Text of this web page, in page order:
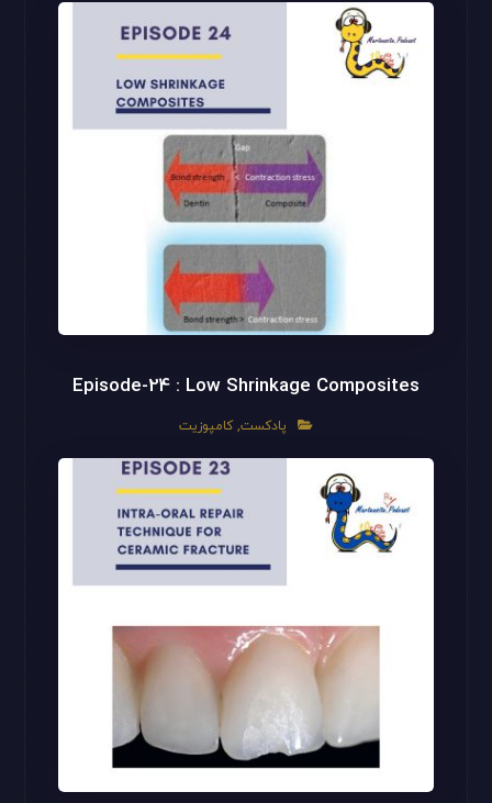
Episode-24 : Low Shrinkage Composites
پادکست, کامپوزیت